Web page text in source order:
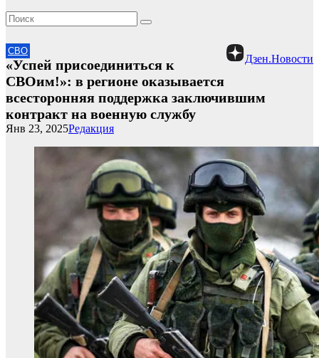
СВО
Дзен.Новости
«Успей присоединиться к
СВОим!»: в регионе оказывается
всесторонняя поддержка заключившим
контракт на военную службу
Редакция
Янв 23, 2025